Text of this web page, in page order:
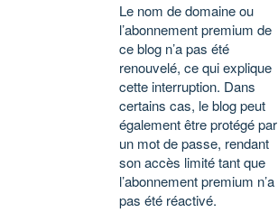
Le nom de domaine ou
l’abonnement premium de
ce blog n’a pas été
renouvelé, ce qui explique
cette interruption. Dans
certains cas, le blog peut
également être protégé par
un mot de passe, rendant
son accès limité tant que
l’abonnement premium n’a
pas été réactivé.